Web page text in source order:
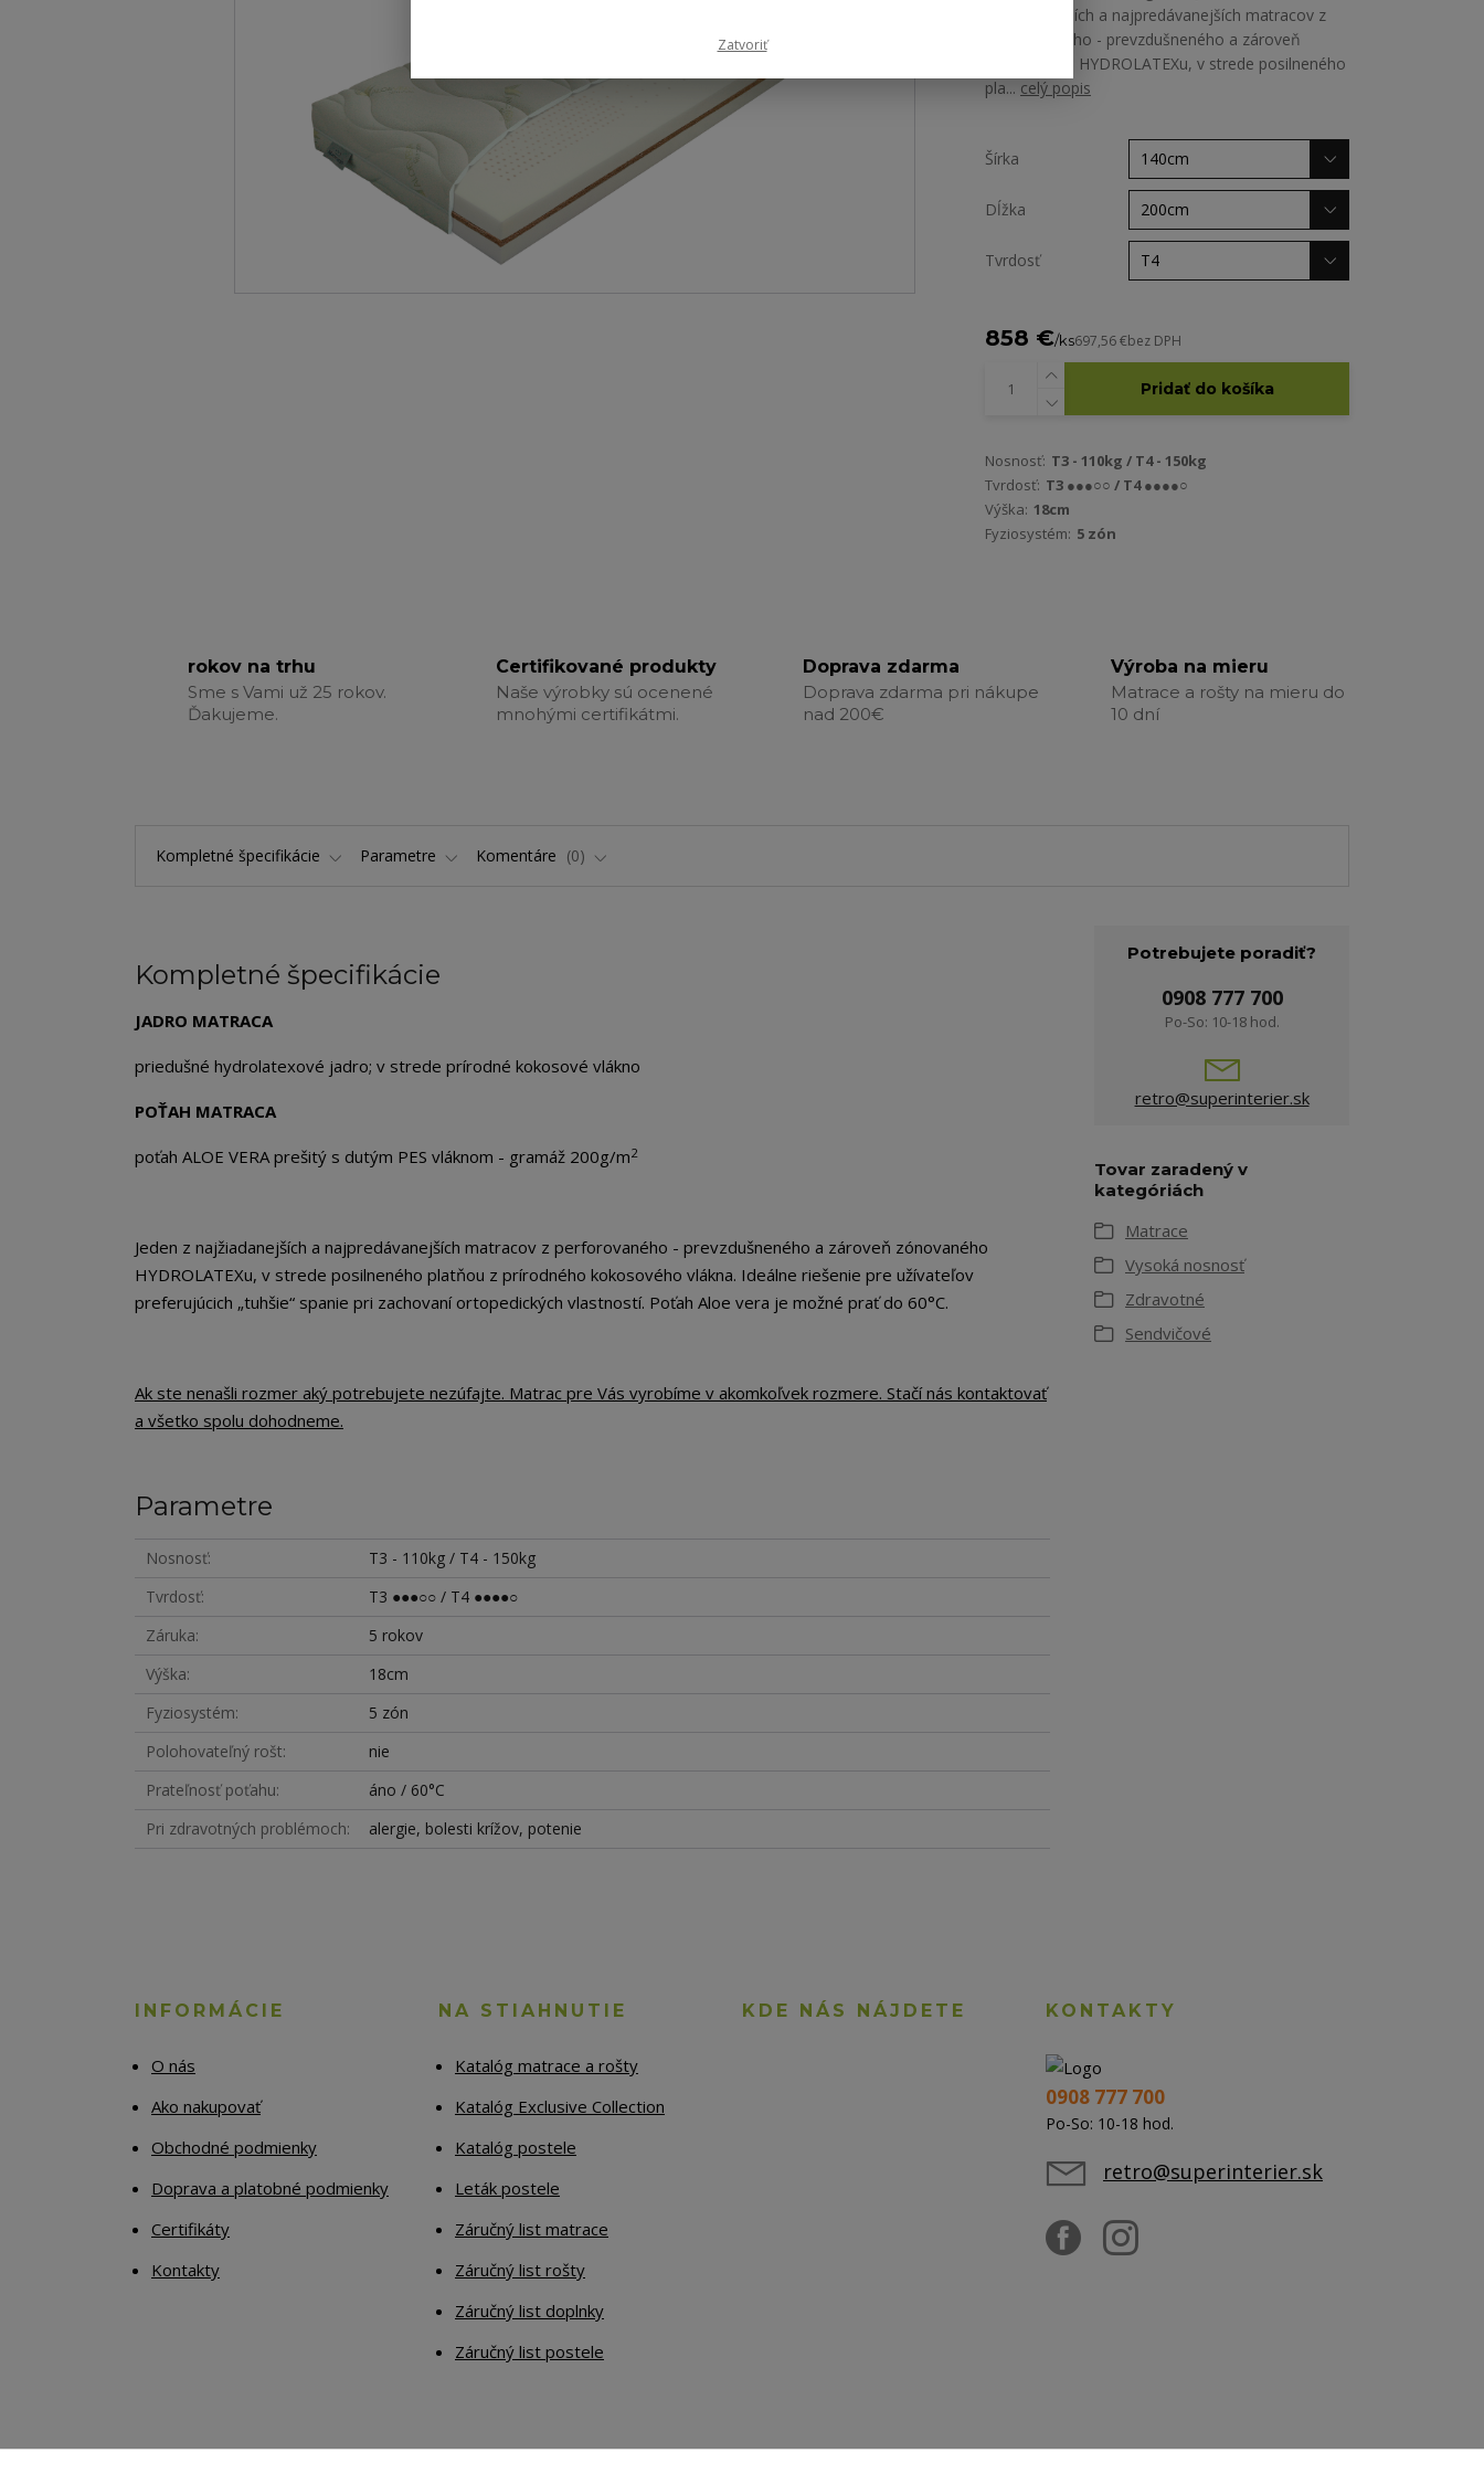
najžiadanejších a najpredávanejších matracov z
perforovaného - prevzdušneného a zároveň
zónovaného HYDROLATEXu, v strede posilneného
pla... celý popis
Šírka
Dĺžka
Tvrdosť
858 €/ks697,56 €bez DPH
Pridať do košíka
Nosnosť: T3 - 110kg / T4 - 150kg
Tvrdosť: T3 ●●●○○ / T4 ●●●●○
Výška: 18cm
Fyziosystém: 5 zón
rokov na trhu
Sme s Vami už 25 rokov.
Ďakujeme.
Certifikované produkty
Naše výrobky sú ocenené
mnohými certifikátmi.
Doprava zdarma
Doprava zdarma pri nákupe
nad 200€
Výroba na mieru
Matrace a rošty na mieru do
10 dní
Kompletné špecifikácie Parametre Komentáre 0
Kompletné špecifikácie
JADRO MATRACA
priedušné hydrolatexové jadro; v strede prírodné kokosové vlákno
POŤAH MATRACA
poťah ALOE VERA prešitý s dutým PES vláknom - gramáž 200g/m2
Jeden z najžiadanejších a najpredávanejších matracov z perforovaného - prevzdušneného a zároveň zónovaného
HYDROLATEXu, v strede posilneného platňou z prírodného kokosového vlákna. Ideálne riešenie pre užívateľov
preferujúcich „tuhšie“ spanie pri zachovaní ortopedických vlastností. Poťah Aloe vera je možné prať do 60°C.
Ak ste nenašli rozmer aký potrebujete nezúfajte. Matrac pre Vás vyrobíme v akomkoľvek rozmere. Stačí nás kontaktovať
a všetko spolu dohodneme.
Parametre
Nosnosť
T3 - 110kg / T4 - 150kg
Tvrdosť
T3 ●●●○○ / T4 ●●●●○
Záruka
5 rokov
Výška
18cm
Fyziosystém
5 zón
Polohovateľný rošt
nie
Prateľnosť poťahu
áno / 60°C
Pri zdravotných problémoch
alergie, bolesti krížov, potenie
Potrebujete poradiť?
0908 777 700
Po-So: 10-18 hod.
retro@superinterier.sk
Tovar zaradený v
kategóriách
Matrace
Vysoká nosnosť
Zdravotné
Sendvičové
INFORMÁCIE
O nás
Ako nakupovať
Obchodné podmienky
Doprava a platobné podmienky
Certifikáty
Kontakty
NA STIAHNUTIE
Katalóg matrace a rošty
Katalóg Exclusive Collection
Katalóg postele
Leták postele
Záručný list matrace
Záručný list rošty
Záručný list doplnky
Záručný list postele
KDE NÁS NÁJDETE KONTAKTY
0908 777 700
Po-So: 10-18 hod.
retro@superinterier.sk
Zatvoriť